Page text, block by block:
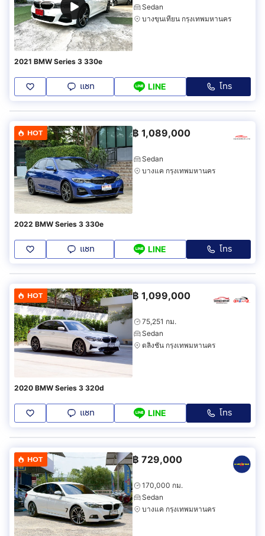
Sedan
บางขุนเทียน กรุงเทพมหานคร
2021 BMW Series 3 330e
แชท LINE โทร
HOT ฿ 1,089,000
Sedan
บางแค กรุงเทพมหานคร
2022 BMW Series 3 330e
แชท LINE โทร
HOT ฿ 1,099,000
75,251 กม.
Sedan
ตลิ่งชัน กรุงเทพมหานคร
2020 BMW Series 3 320d
แชท LINE โทร
HOT ฿ 729,000
170,000 กม.
Sedan
บางแค กรุงเทพมหานคร